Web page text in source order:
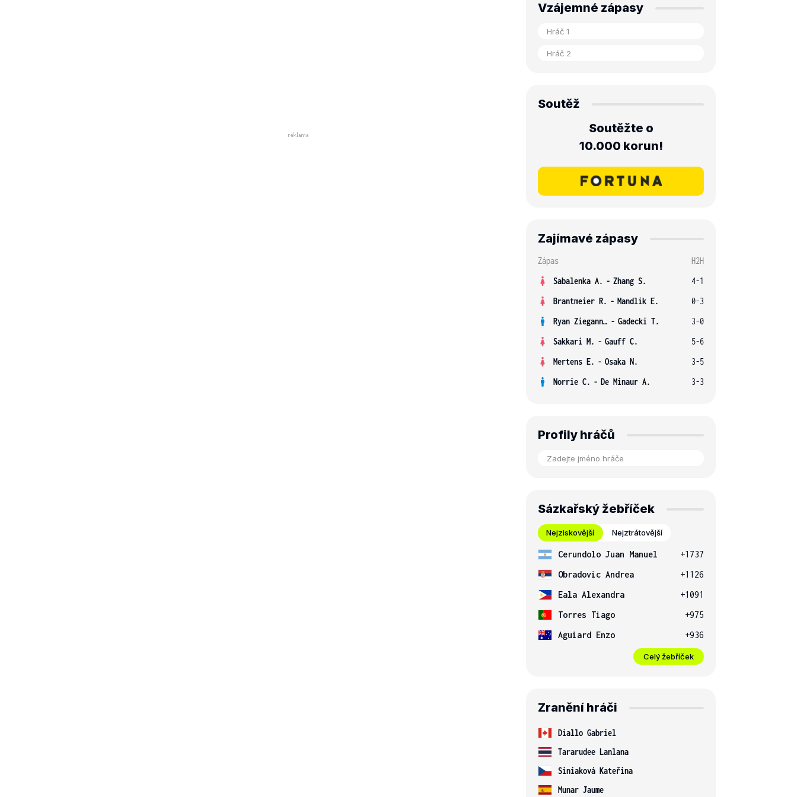
Vzájemné zápasy
Soutěž
Soutěžte o
10.000 korun!
Zajímavé zápasy
Zápas
H2H
Sabalenka A. - Zhang S.
4-1
Brantmeier R. - Mandlik E.
0-3
Ryan Ziegann S. - Gadecki T.
3-0
Sakkari M. - Gauff C.
5-6
Mertens E. - Osaka N.
3-5
Norrie C. - De Minaur A. 3-3
Profily hráčů
Sázkařský žebříček
Nejziskovější Nejztrátovější
Cerundolo Juan Manuel
+1737
Obradovic Andrea
+1126
Eala Alexandra
+1091
Torres Tiago
+975
Aguiard Enzo
+936
Celý žebříček
Zranění hráči
Diallo Gabriel
Tararudee Lanlana
Siniaková Kateřina
Munar Jaume